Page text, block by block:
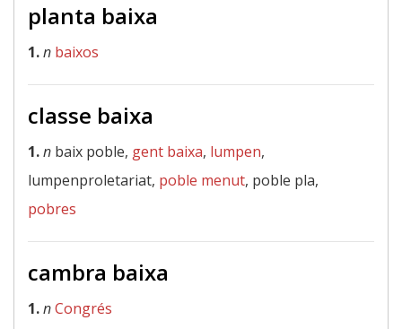
planta baixa
1.n baixos
classe baixa
1.n baix poble, gent baixa, lumpen,
lumpenproletariat, poble menut, poble pla,
pobres
cambra baixa
1.nCongrés